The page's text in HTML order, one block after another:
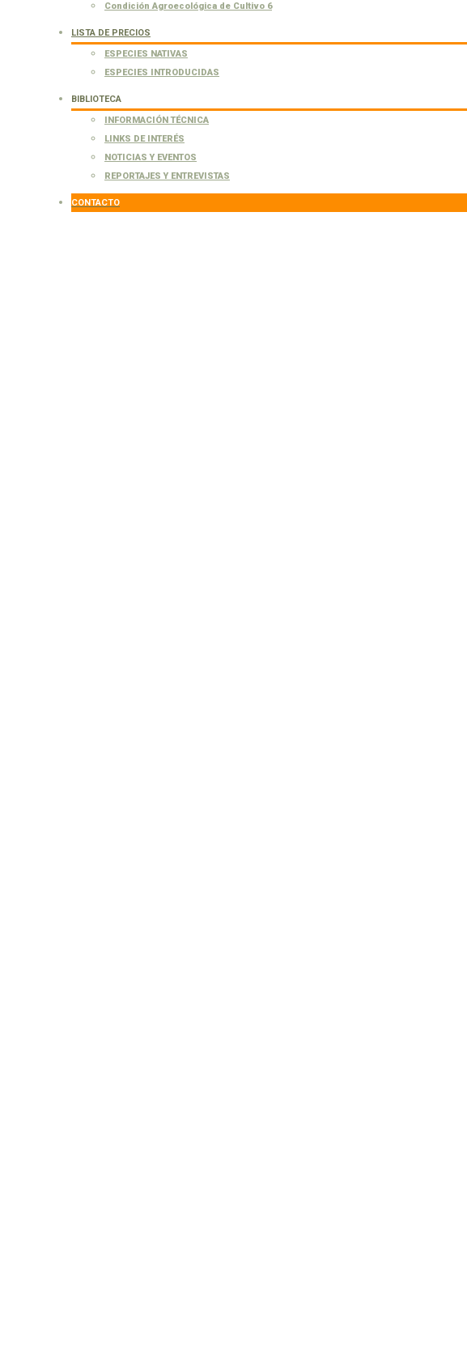
Condición Agroecológica de Cultivo 6
LISTA DE PRECIOS
ESPECIES NATIVAS
ESPECIES INTRODUCIDAS
BIBLIOTECA
INFORMACIÓN TÉCNICA
LINKS DE INTERÉS
NOTICIAS Y EVENTOS
REPORTAJES Y ENTREVISTAS
CONTACTO